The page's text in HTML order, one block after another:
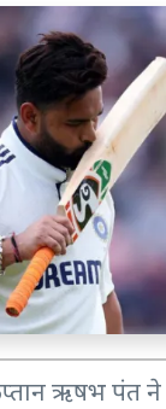
ऋषभ पंत ने